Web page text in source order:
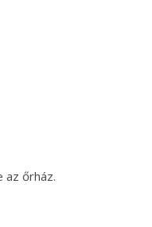
az őrház.